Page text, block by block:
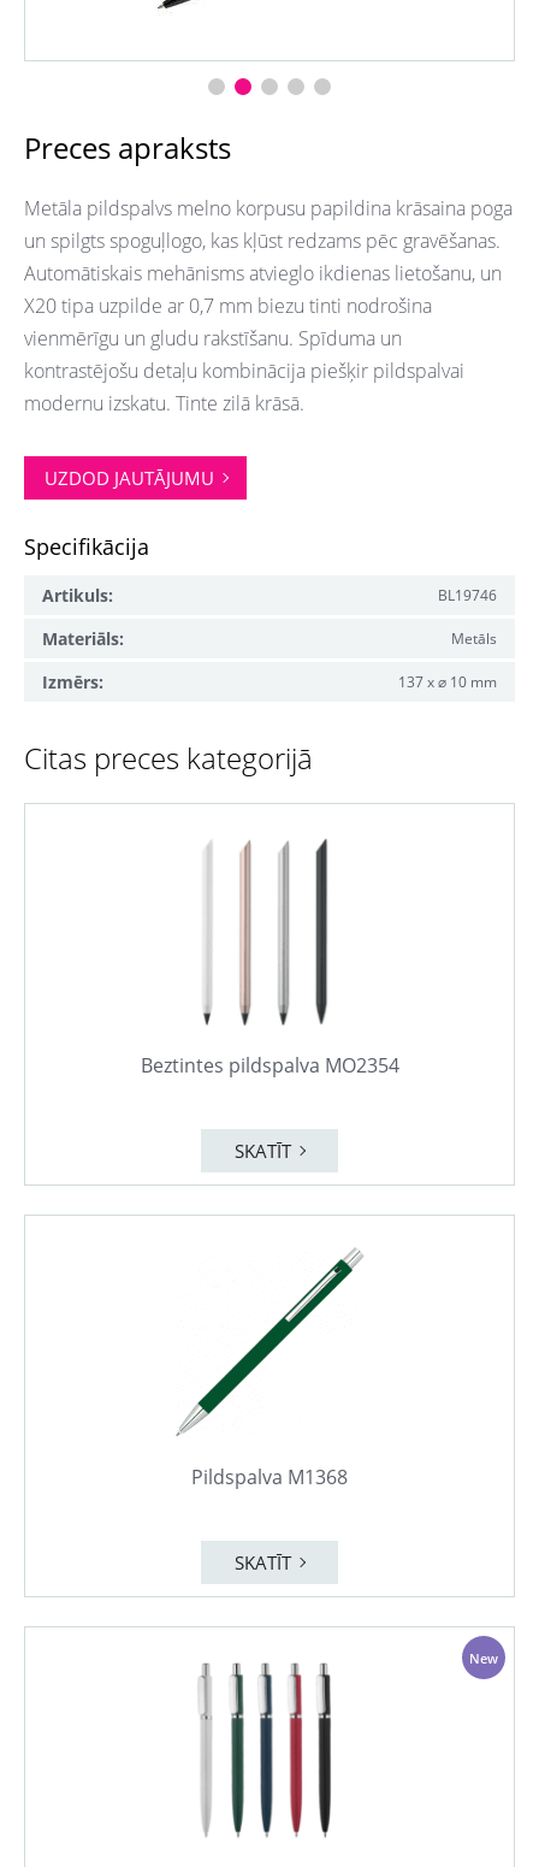
Preces apraksts
Metāla pildspalvs melno korpusu papildina krāsaina poga
un spilgts spoguļlogo, kas kļūst redzams pēc gravēšanas.
Automātiskais mehānisms atvieglo ikdienas lietošanu, un
X20 tipa uzpilde ar 0,7 mm biezu tinti nodrošina
vienmērīgu un gludu rakstīšanu. Spīduma un
kontrastējošu detaļu kombinācija piešķir pildspalvai
modernu izskatu. Tinte zilā krāsā.
UZDOD JAUTĀJUMU
Specifikācija
Artikuls: BL19746
Materiāls: Metāls
Izmērs: 137 x ⌀ 10 mm
Citas preces kategorijā
Beztintes pildspalva MO2354
SKATĪT
Pildspalva M1368
SKATĪT
New